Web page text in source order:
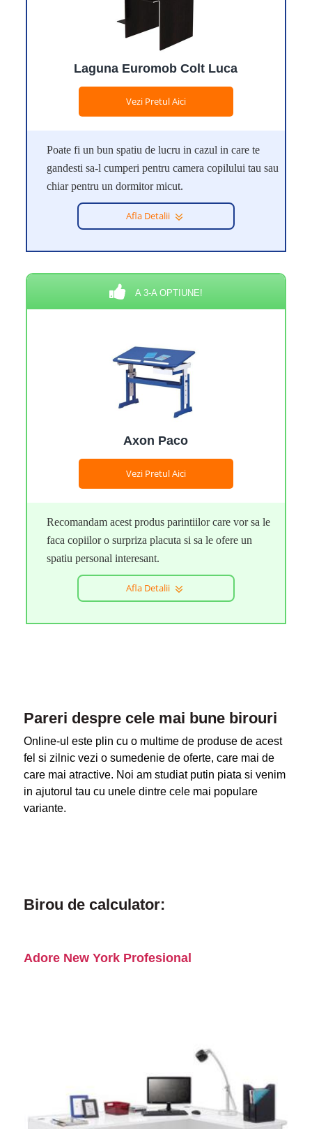
Laguna Euromob Colt Luca
Vezi Pretul Aici
Poate fi un bun spatiu de lucru in cazul in care te
gandesti sa-l cumperi pentru camera copilului tau sau
chiar pentru un dormitor micut.
Afla Detalii
A 3-A OPTIUNE!
Axon Paco
Vezi Pretul Aici
Recomandam acest produs parintiilor care vor sa le
faca copiilor o surpriza placuta si sa le ofere un
spatiu personal interesant.
Afla Detalii
Pareri despre cele mai bune birouri
Online-ul este plin cu o multime de produse de acest
fel si zilnic vezi o sumedenie de oferte, care mai de
care mai atractive. Noi am studiat putin piata si venim
in ajutorul tau cu unele dintre cele mai populare
variante.
Birou de calculator:
Adore New York Profesional